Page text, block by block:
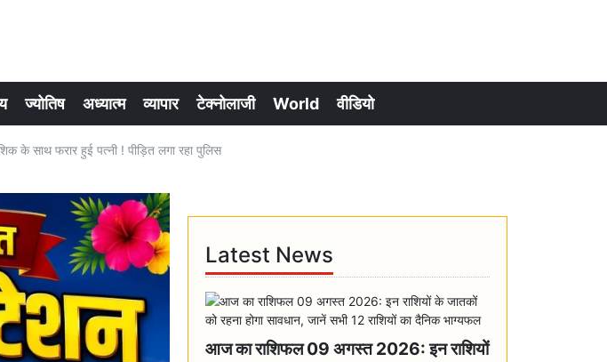
ज्योतिष अध्यात्म व्यापार टेक्नोलाजी World वीडियो
के साथ फरार हुई पत्नी ! पीड़ित लगा रहा पुलिस
Latest News
आज का राशिफल 09 अगस्त 2026: इन राशियों